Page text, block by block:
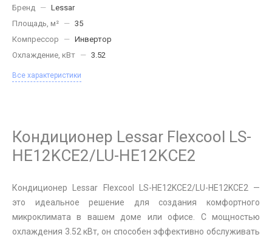
Бренд — Lessar
Площадь, м² — 35
Компрессор
— Инвертор
Охлаждение, кВт — 3.52
Все характеристики
Кондиционер Lessar Flexcool LS-
HE12KCE2/LU-HE12KCE2
Кондиционер Lessar Flexcool LS-HE12KCE2/LU-HE12KCE2 —
это идеальное решение для создания комфортного
микроклимата в вашем доме или офисе. С мощностью
охлаждения 3.52 кВт, он способен эффективно обслуживать